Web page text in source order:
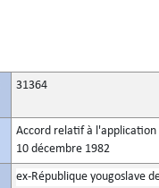
31364
Accord relatif à l'application
10 décembre 1982
ex-République yougoslave